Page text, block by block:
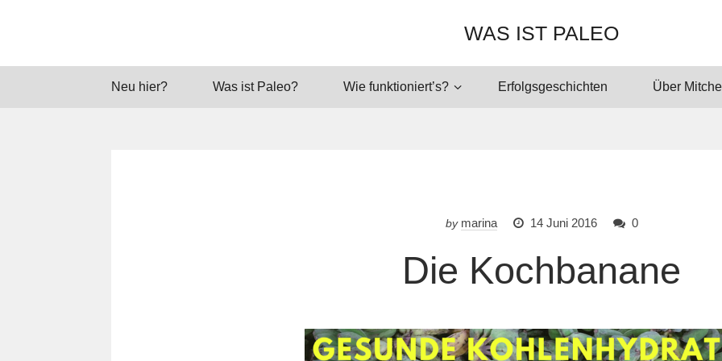
WAS IST PALEO
Neu hier? Was ist Paleo? Wie funktioniert’s? Erfolgsgeschichten Über
by marina 14 Juni 2016 0
Die Kochbanane